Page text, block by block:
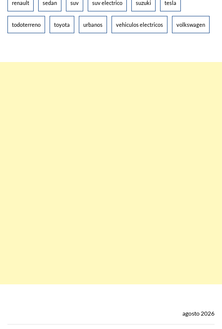
renault sedan suv suv electrico suzuki tesla
todoterreno toyota urbanos vehiculos electricos volkswagen
agosto 2026